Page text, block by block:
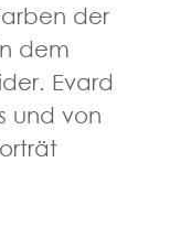
der
dem
Evard
und von